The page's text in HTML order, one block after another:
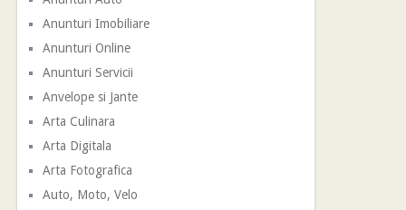
Anunturi Imobiliare
Anunturi Online
Anunturi Servicii
Anvelope si Jante
Arta Culinara
Arta Digitala
Arta Fotografica
Auto, Moto, Velo